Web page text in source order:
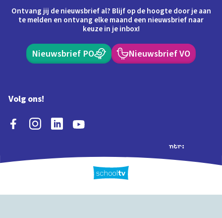
Ontvang jij de nieuwsbrief al? Blijf op de hoogte door je aan
te melden en ontvang elke maand een nieuwsbrief naar
keuze in je inbox!
Nieuwsbrief PO Nieuwsbrief VO
Volg ons!